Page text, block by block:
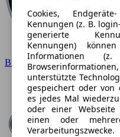
BMW
Cookies,
Kennungen (z. B.
generierte
Kennungen)
Informationen
unterstützte
gespeichert oder von
es jedes Mal
oder einer
einen oder
Verarbeitungszwecke.